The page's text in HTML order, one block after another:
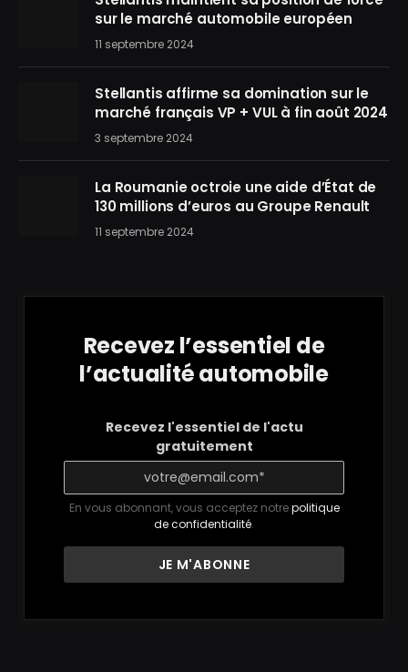
sur le marché automobile européen
11 septembre 2024
Stellantis affirme sa domination sur le
marché français VP + VUL à fin août 2024
3 septembre 2024
La Roumanie octroie une aide d’État de
130 millions d’euros au Groupe Renault
11 septembre 2024
Recevez l’essentiel de
l’actualité automobile
Recevez l'essentiel de l'actu
gratuitement
En vous abonnant, vous acceptez notrepolitique
de confidentialité.